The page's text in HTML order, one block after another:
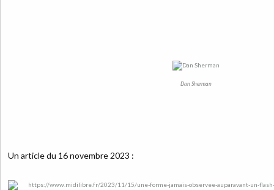
Dan Sherman
Un article du 16 novembre 2023 :